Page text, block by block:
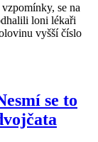
se na
loni lékaři
vyšší číslo
se to